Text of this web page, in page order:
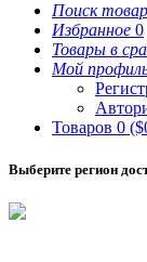
Поиск
Избранное 0
Товары в
Мой
Товаров 0
Выберите регион